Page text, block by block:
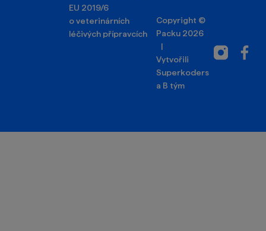
EU 2019/6
o veterinárních
léčivých přípravcích
Copyright ©
Packu 2026
|
Vytvořili
Superkoders
a B tým
Instagram